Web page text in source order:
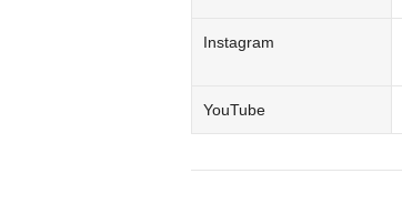
Instagram
YouTube